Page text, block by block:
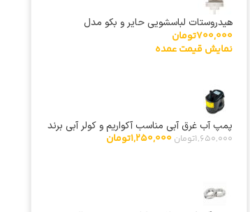
هیدروستات لباسشویی حایر و بکو مدل
0024000399A
700,000تومان
نمایش قیمت عمده
پمپ آب غرق آبی مناسب آکواریم و کولر آبی برند
تکسان 130 وات
1,650,000تومان 1,250,000تومان